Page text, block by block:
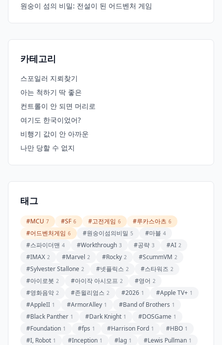
원숭이 섬의 비밀: 전설이 된 어드벤처 게임
카테고리
스포일러 지뢰찾기
아는 척하기 딱 좋은
컨트롤이 안 되면 머리로
여기도 한국이었어?
비행기 값이 안 아까운
나만 당할 수 없지
태그
#MCU 7 #SF 6 #고전게임 6 #루카스아츠 6
#어드벤처게임 6 #원숭이섬의비밀 5 #마블 4
#스파이더맨 4 #Workthrough 3 #공략 3 #AI 2
#IMAX 2 #Marvel 2 #Rocky 2 #ScummVM 2
#Sylvester Stallone 2 #넷플릭스 2 #스타워즈 2
#아이로봇 2 #아이작 아시모프 2 #영어 2
#영화음악 2 #존윌리엄스 2 #2026 1 #Apple TV+ 1
#AppleII 1 #ArmorAlley 1 #Band of Brothers 1
#Black Panther 1 #Dark Knight 1 #DOSGame 1
#Foundation 1 #fps 1 #Harrison Ford 1 #HBO 1
#I, Robot 1 #Inception 1 #lag 1 #Lewis Pullman 1